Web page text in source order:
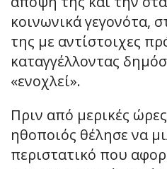
κοινωνικά γεγονότα,
της με αντίστοιχες
καταγγέλλοντας
«ενοχλεί».
Πριν από μερικές
ηθοποιός θέλησε να
περιστατικό που